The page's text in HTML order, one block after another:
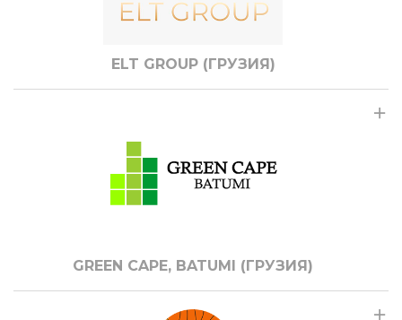
ELT GROUP (ГРУЗИЯ)
GREEN CAPE, BATUMI (ГРУЗИЯ)